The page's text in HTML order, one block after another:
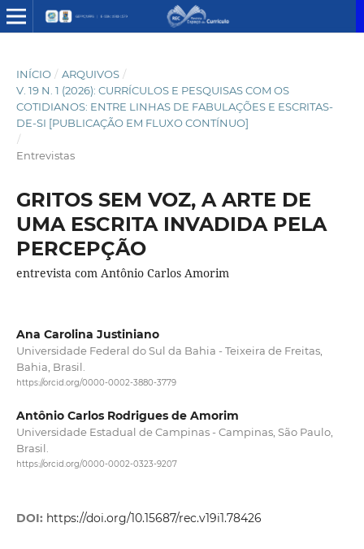
INÍCIO / ARQUIVOS /
V. 19 N. 1 (2026): CURRÍCULOS E PESQUISAS COM OS
COTIDIANOS: ENTRE LINHAS DE FABULAÇÕES E ESCRITAS-
DE-SI [PUBLICAÇÃO EM FLUXO CONTÍNUO]
/
Entrevistas
GRITOS SEM VOZ, A ARTE DE
UMA ESCRITA INVADIDA PELA
PERCEPÇÃO
entrevista com Antônio Carlos Amorim
Ana Carolina Justiniano
Universidade Federal do Sul da Bahia - Teixeira de Freitas,
Bahia, Brasil.
https://orcid.org/0000-0002-3880-3779
Antônio Carlos Rodrigues de Amorim
Universidade Estadual de Campinas - Campinas, São Paulo,
Brasil.
https://orcid.org/0000-0002-0323-9207
DOI: https://doi.org/10.15687/rec.v19i1.78426